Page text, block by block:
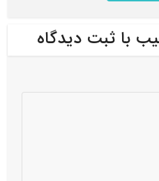
با ثبت دیدگاه